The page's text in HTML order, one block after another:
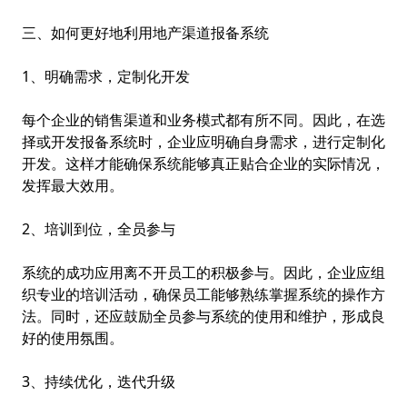
三、如何更好地利用地产渠道报备系统
1、明确需求，定制化开发
每个企业的销售渠道和业务模式都有所不同。因此，在选
择或开发报备系统时，企业应明确自身需求，进行定制化
开发。这样才能确保系统能够真正贴合企业的实际情况，
发挥最大效用。
2、培训到位，全员参与
系统的成功应用离不开员工的积极参与。因此，企业应组
织专业的培训活动，确保员工能够熟练掌握系统的操作方
法。同时，还应鼓励全员参与系统的使用和维护，形成良
好的使用氛围。
3、持续优化，迭代升级